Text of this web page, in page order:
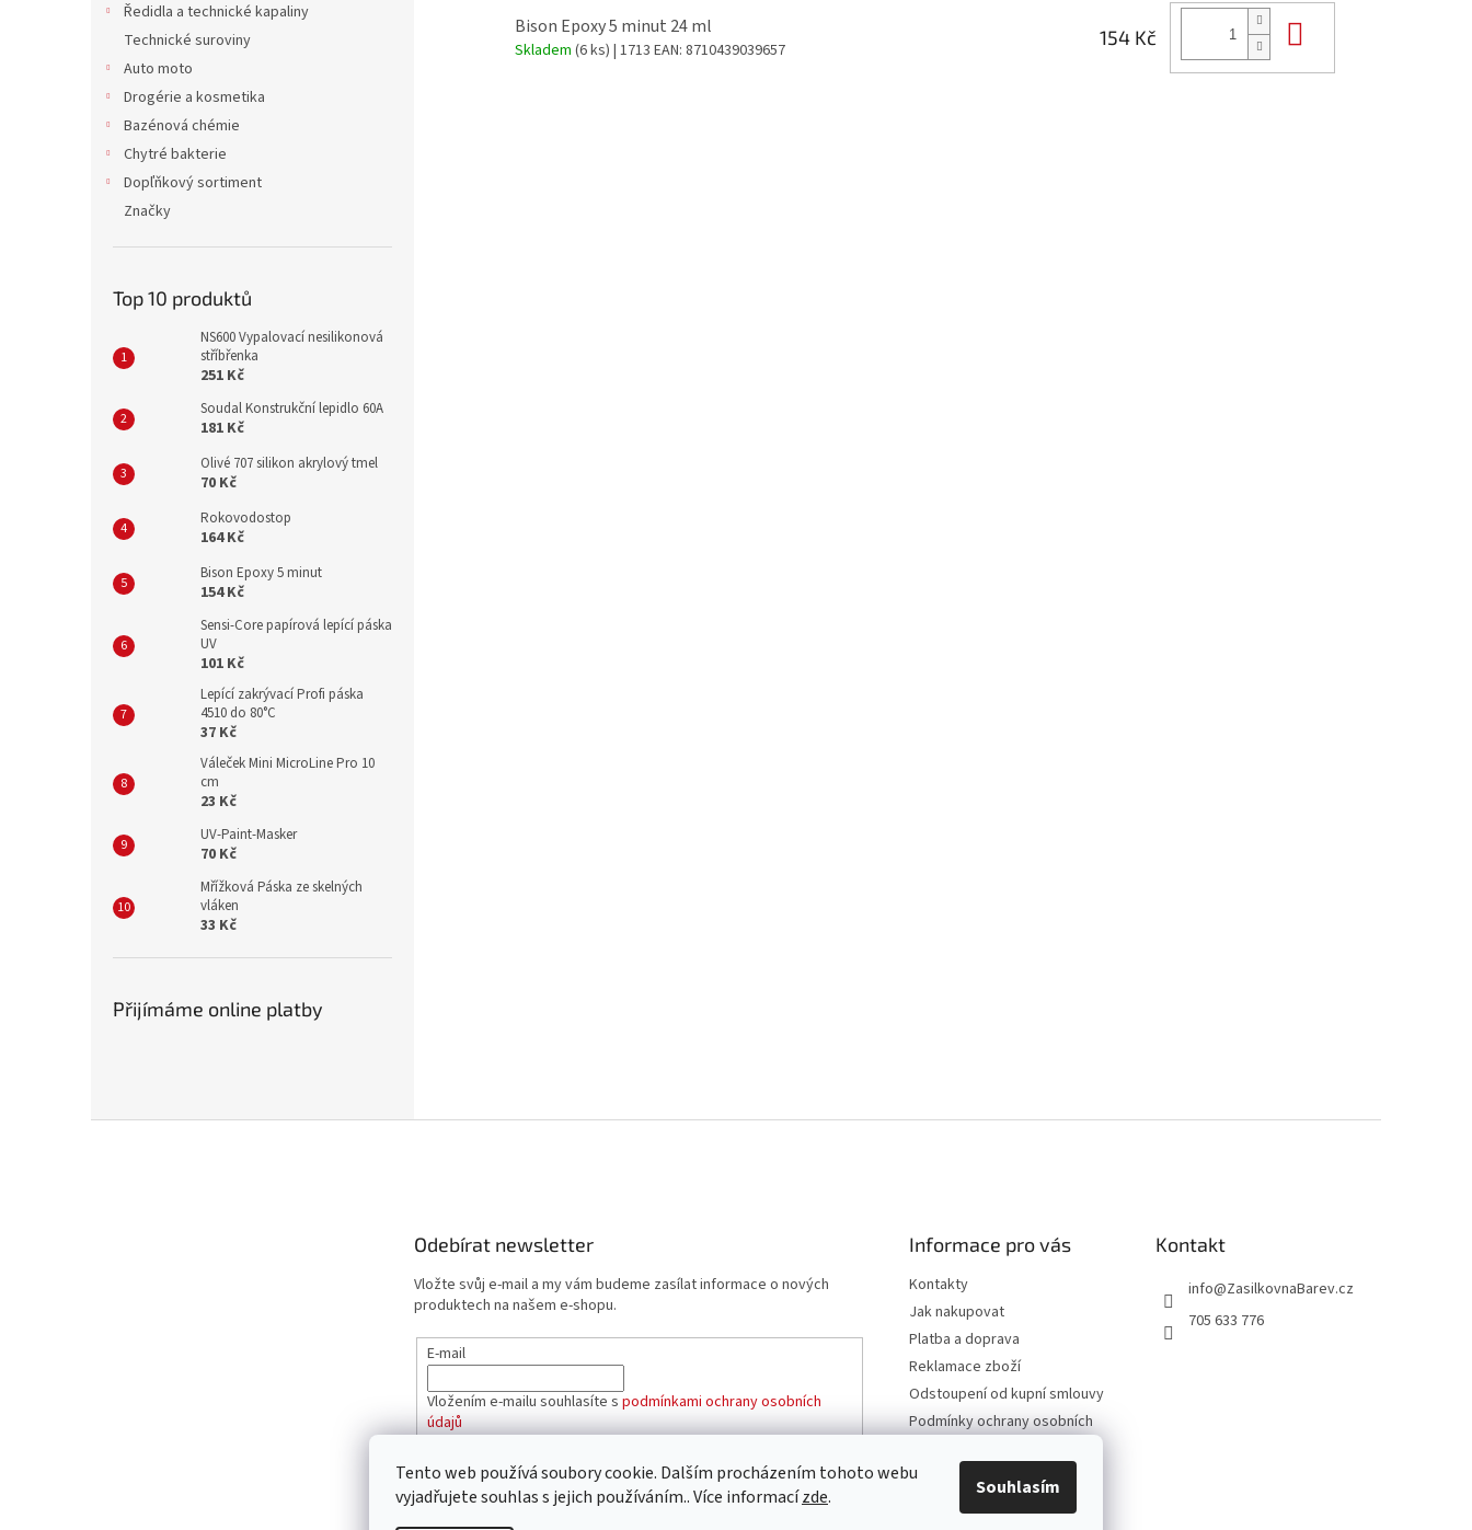
Tento web používá soubory cookie. Dalším procházením tohoto webu
vyjadřujete souhlas s jejich používáním.. Více informacízde. Souhlasím
Ředidla a technické kapaliny
Technické suroviny
Auto moto
Drogérie a kosmetika
Bazénová chémie
Chytré bakterie
Dopľňkový sortiment
Značky
Top 10 produktů
NS600 Vypalovací nesilikonová
stříbřenka
251 Kč
Soudal Konstrukční lepidlo 60A
181 Kč
Olivé 707 silikon akrylový tmel
70 Kč
Rokovodostop
164 Kč
Bison Epoxy 5 minut
154 Kč
Sensi-Core papírová lepící páska
UV
101 Kč
Lepící zakrývací Profi páska
4510 do 80°C
37 Kč
Váleček Mini MicroLine Pro 10
cm
23 Kč
UV-Paint-Masker
70 Kč
Mřížková Páska ze skelných
vláken
33 Kč
Přijímáme online platby
Bison Epoxy 5 minut 24 ml
Skladem (6 ks) | 1713 EAN: 8710439039657
154 Kč
Odebírat newsletter
Vložte svůj e-mail a my vám budeme zasílat informace o nových
produktech na našem e-shopu.
E-mail
Vložením e-mailu souhlasíte s podmínkami ochrany osobních
údajů
PŘIHLÁSIT SE
Informace pro vás
Kontakty
Jak nakupovat
Platba a doprava
Reklamace zboží
Odstoupení od kupní smlouvy
Podmínky ochrany osobních
Obchodní podmínky
Kontakt
info@ZasilkovnaBarev.cz
705 633 776